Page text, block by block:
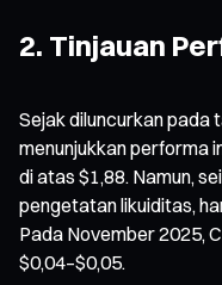
2. Tinjauan
Sejak diluncurkan pada
menunjukkan performa
di atas $1,88. Namun,
pengetatan likuiditas,
Pada November 2025,
$0,04–$0,05.